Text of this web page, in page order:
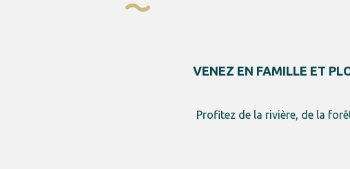
VENEZ EN FAMILLE ET
Profitez de la rivière, de la